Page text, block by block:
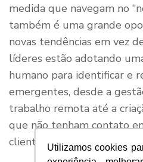
Utilizamos cookies
medida que navegam no
também é uma grande
novas tendências em vez
líderes estão adotando
humano para identificar e
emergentes, desde a
trabalho remota até a
que não tenham contato
clientes.